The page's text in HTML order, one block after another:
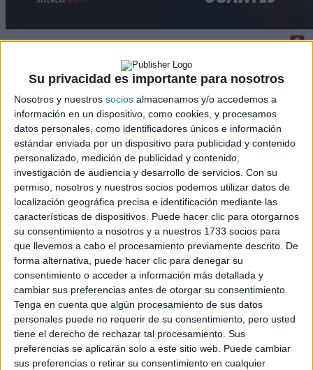
Su privacidad es importante para nosotros
Nosotros y nuestros socios almacenamos y/o accedemos a
información en un dispositivo, como cookies, y procesamos
datos personales, como identificadores únicos e información
estándar enviada por un dispositivo para publicidad y contenido
personalizado, medición de publicidad y contenido,
investigación de audiencia y desarrollo de servicios. Con su
permiso, nosotros y nuestros socios podemos utilizar datos de
localización geográfica precisa e identificación mediante las
características de dispositivos. Puede hacer clic para otorgarnos
su consentimiento a nosotros y a nuestros 1733 socios para
que llevemos a cabo el procesamiento previamente descrito. De
forma alternativa, puede hacer clic para denegar su
consentimiento o acceder a información más detallada y
cambiar sus preferencias antes de otorgar su consentimiento.
Tenga en cuenta que algún procesamiento de sus datos
personales puede no requerir de su consentimiento, pero usted
tiene el derecho de rechazar tal procesamiento. Sus
preferencias se aplicarán solo a este sitio web. Puede cambiar
sus preferencias o retirar su consentimiento en cualquier
Rallyes
WRC
S-CER
ERC
CERA
CERT
Internacionales
Campeonatos Autonómicos
Históricos
Dakar
RallyCross
Circuitos
F1
Fórmula E
F2 / F3 / F4
Resistencia
Indycar
Otros